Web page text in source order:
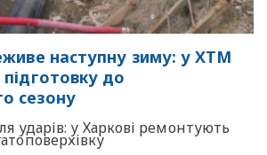
наступну зиму: у ХТМ
до
сезону
ударів: у Харкові ремонтують